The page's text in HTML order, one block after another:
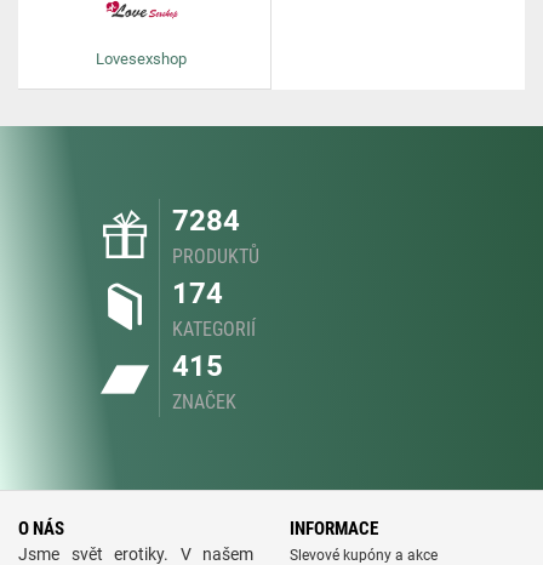
Lovesexshop
7284
PRODUKTŮ
174
KATEGORIÍ
415
ZNAČEK
O NÁS
Jsme svět erotiky. V našem
INFORMACE
Slevové kupóny a akce